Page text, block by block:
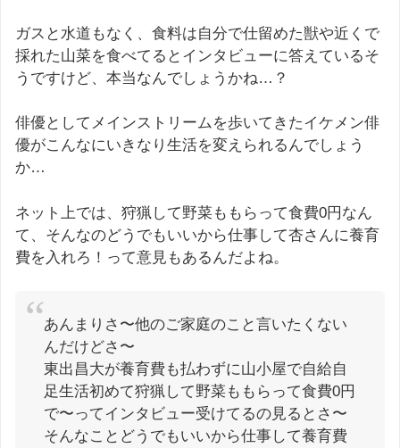
ガスと水道もなく、食料は自分で仕留めた獣や近くで
採れた山菜を食べてるとインタビューに答えているそ
うですけど、本当なんでしょうかね…？
俳優としてメインストリームを歩いてきたイケメン俳
優がこんなにいきなり生活を変えられるんでしょう
か…
ネット上では、狩猟して野菜ももらって食費0円なん
て、そんなのどうでもいいから仕事して杏さんに養育
費を入れろ！って意見もあるんだよね。
あんまりさ〜他のご家庭のこと言いたくない
んだけどさ〜
東出昌大が養育費も払わずに山小屋で自給自
足生活初めて狩猟して野菜ももらって食費0円
で〜ってインタビュー受けてるの見るとさ〜
そんなことどうでもいいから仕事して養育費